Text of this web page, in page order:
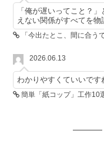
「俺が遅いってこと？
えない関係がすべてを物
「今出たとこ、間に合うでしょ」夫
2026.06.13
わかりやすくていいです
簡単「紙コップ」工作10選！